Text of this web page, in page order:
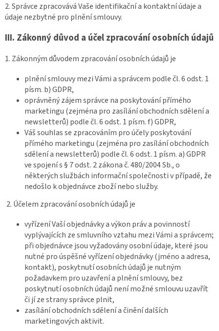
2. Správce zpracovává Vaše identifikační a kontaktní údaje a
údaje nezbytné pro plnění smlouvy.
III. Zákonný důvod a účel zpracování osobních údajů
1. Zákonným důvodem zpracování osobních údajů je
plnění smlouvy mezi Vámi a správcem podle čl. 6 odst. 1
písm. b) GDPR,
oprávněný zájem správce na poskytování přímého
marketingu (zejména pro zasílání obchodních sdělení a
newsletterů) podle čl. 6 odst. 1 písm. f) GDPR,
Váš souhlas se zpracováním pro účely poskytování
přímého marketingu (zejména pro zasílání obchodních
sdělení a newsletterů) podle čl. 6 odst. 1 písm. a) GDPR
ve spojení s § 7 odst. 2 zákona č. 480/2004 Sb., o
některých službách informační společnosti v případě, že
nedošlo k objednávce zboží nebo služby.
2. Účelem zpracování osobních údajů je
vyřízení Vaší objednávky a výkon práv a povinností
vyplývajících ze smluvního vztahu mezi Vámi a správcem;
při objednávce jsou vyžadovány osobní údaje, které jsou
nutné pro úspěšné vyřízení objednávky (jméno a adresa,
kontakt), poskytnutí osobních údajů je nutným
požadavkem pro uzavření a plnění smlouvy, bez
poskytnutí osobních údajů není možné smlouvu uzavřít
či jí ze strany správce plnit,
zasílání obchodních sdělení a činění dalších
marketingových aktivit.